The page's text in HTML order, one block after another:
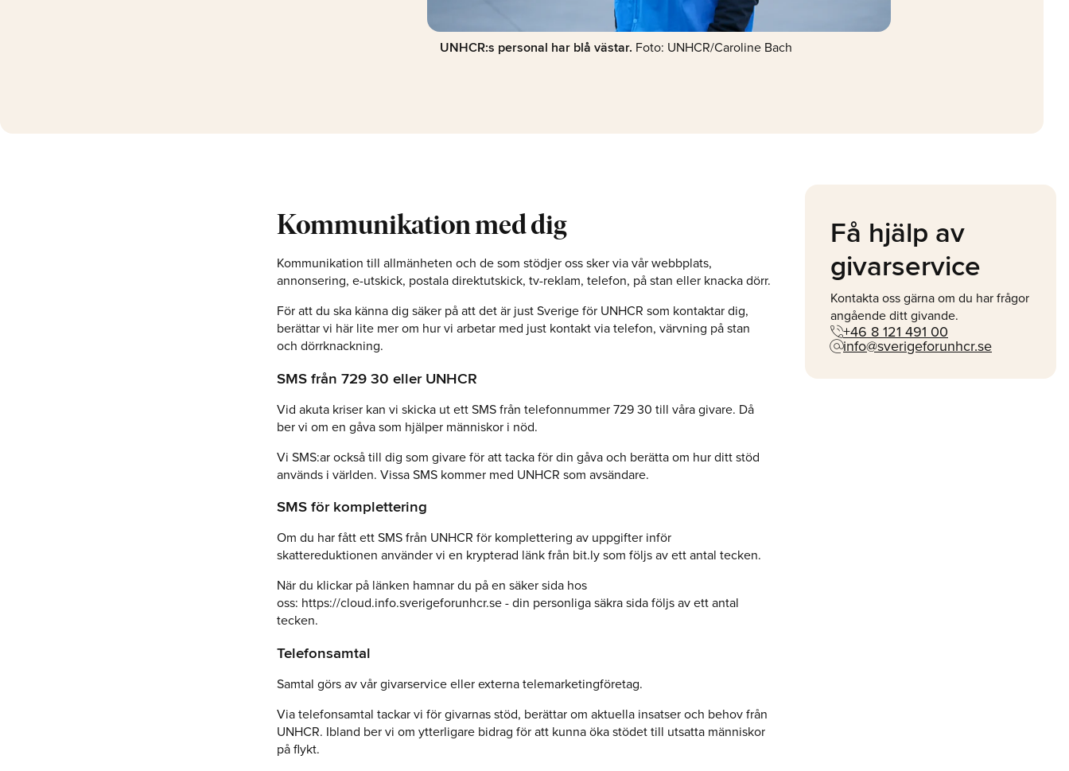
UNHCR:s personal har blå västar. Foto: UNHCR/Caroline Bach
Kommunikation med dig
Kommunikation till allmänheten och de som stödjer oss sker via vår webbplats,
annonsering, e-utskick, postala direktutskick, tv-reklam, telefon, på stan eller knacka dörr.
För att du ska känna dig säker på att det är just Sverige för UNHCR som kontaktar dig,
berättar vi här lite mer om hur vi arbetar med just kontakt via telefon, värvning på stan
och dörrknackning.
SMS från 729 30 eller UNHCR
Vid akuta kriser kan vi skicka ut ett SMS från telefonnummer 729 30 till våra givare. Då
ber vi om en gåva som hjälper människor i nöd.
Vi SMS:ar också till dig som givare för att tacka för din gåva och berätta om hur ditt stöd
används i världen. Vissa SMS kommer med UNHCR som avsändare.
SMS för komplettering
Om du har fått ett SMS från UNHCR för komplettering av uppgifter inför
skattereduktionen använder vi en krypterad länk från bit.ly som följs av ett antal tecken.
När du klickar på länken hamnar du på en säker sida hos
oss: https://cloud.info.sverigeforunhcr.se - din personliga säkra sida följs av ett antal
tecken.
Telefonsamtal
Samtal görs av vår givarservice eller externa telemarketingföretag.
Via telefonsamtal tackar vi för givarnas stöd, berättar om aktuella insatser och behov från
UNHCR. Ibland ber vi om ytterligare bidrag för att kunna öka stödet till utsatta människor
på flykt.
Få hjälp av
givarservice
Kontakta oss gärna om du har frågor
angående ditt givande.
phone_in_talk+46 8 121 491 00
alternate_emailinfo@sverigeforunhcr.se